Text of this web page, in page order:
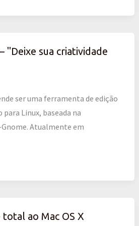
"Deixe sua criatividade
ser uma ferramenta de edição
para Linux, baseada na
Atualmente em
ao Mac OS X